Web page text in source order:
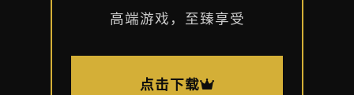
高端游戏，至臻享受
点击下载